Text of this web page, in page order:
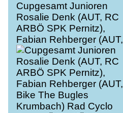
Cupgesamt Junioren
Rosalie Denk (AUT, RC
ARBÖ SPK Pernitz),
Fabian Rehberger (AUT,
Bike The Bugles
Krumbach) Rad Cyclo
Cross, ÖSTM/ÖM
Querfeldein, Ciclo Cross,
Cycling Austria, Maria
Enzersdorf, NÖ